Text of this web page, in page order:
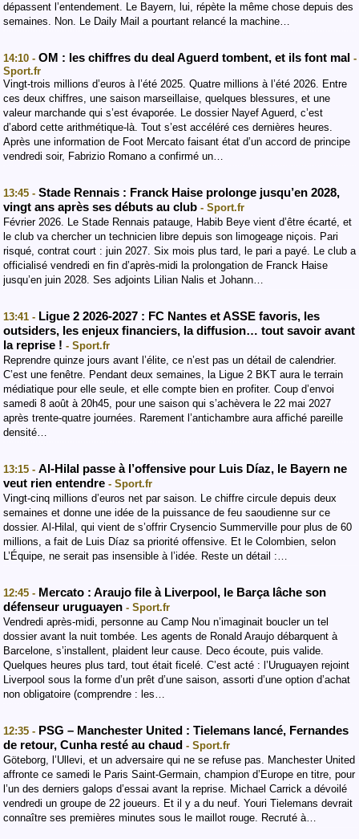
dépassent l’entendement. Le Bayern, lui, répète la même chose depuis des
semaines. Non. Le Daily Mail a pourtant relancé la machine…
14:10 - OM : les chiffres du deal Aguerd tombent, et ils font mal -
Sport.fr
Vingt-trois millions d’euros à l’été 2025. Quatre millions à l’été 2026. Entre
ces deux chiffres, une saison marseillaise, quelques blessures, et une
valeur marchande qui s’est évaporée. Le dossier Nayef Aguerd, c’est
d’abord cette arithmétique-là. Tout s’est accéléré ces dernières heures.
Après une information de Foot Mercato faisant état d’un accord de principe
vendredi soir, Fabrizio Romano a confirmé un…
13:45 - Stade Rennais : Franck Haise prolonge jusqu’en 2028,
vingt ans après ses débuts au club - Sport.fr
Février 2026. Le Stade Rennais patauge, Habib Beye vient d’être écarté, et
le club va chercher un technicien libre depuis son limogeage niçois. Pari
risqué, contrat court : juin 2027. Six mois plus tard, le pari a payé. Le club a
officialisé vendredi en fin d’après-midi la prolongation de Franck Haise
jusqu’en juin 2028. Ses adjoints Lilian Nalis et Johann…
13:41 - Ligue 2 2026-2027 : FC Nantes et ASSE favoris, les
outsiders, les enjeux financiers, la diffusion… tout savoir avant
la reprise ! - Sport.fr
Reprendre quinze jours avant l’élite, ce n’est pas un détail de calendrier.
C’est une fenêtre. Pendant deux semaines, la Ligue 2 BKT aura le terrain
médiatique pour elle seule, et elle compte bien en profiter. Coup d’envoi
samedi 8 août à 20h45, pour une saison qui s’achèvera le 22 mai 2027
après trente-quatre journées. Rarement l’antichambre aura affiché pareille
densité…
13:15 - Al-Hilal passe à l’offensive pour Luis Díaz, le Bayern ne
veut rien entendre - Sport.fr
Vingt-cinq millions d’euros net par saison. Le chiffre circule depuis deux
semaines et donne une idée de la puissance de feu saoudienne sur ce
dossier. Al-Hilal, qui vient de s’offrir Crysencio Summerville pour plus de 60
millions, a fait de Luis Díaz sa priorité offensive. Et le Colombien, selon
L’Équipe, ne serait pas insensible à l’idée. Reste un détail :…
12:45 - Mercato : Araujo file à Liverpool, le Barça lâche son
défenseur uruguayen - Sport.fr
Vendredi après-midi, personne au Camp Nou n’imaginait boucler un tel
dossier avant la nuit tombée. Les agents de Ronald Araujo débarquent à
Barcelone, s’installent, plaident leur cause. Deco écoute, puis valide.
Quelques heures plus tard, tout était ficelé. C’est acté : l’Uruguayen rejoint
Liverpool sous la forme d’un prêt d’une saison, assorti d’une option d’achat
non obligatoire (comprendre : les…
12:35 - PSG – Manchester United : Tielemans lancé, Fernandes
de retour, Cunha resté au chaud - Sport.fr
Göteborg, l’Ullevi, et un adversaire qui ne se refuse pas. Manchester United
affronte ce samedi le Paris Saint-Germain, champion d’Europe en titre, pour
l’un des derniers galops d’essai avant la reprise. Michael Carrick a dévoilé
vendredi un groupe de 22 joueurs. Et il y a du neuf. Youri Tielemans devrait
connaître ses premières minutes sous le maillot rouge. Recruté à…